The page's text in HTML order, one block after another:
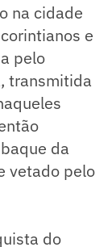
na cidade
e
pelo
transmitida
da
vetado pelo
do